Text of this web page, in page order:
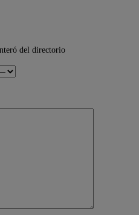
del directorio